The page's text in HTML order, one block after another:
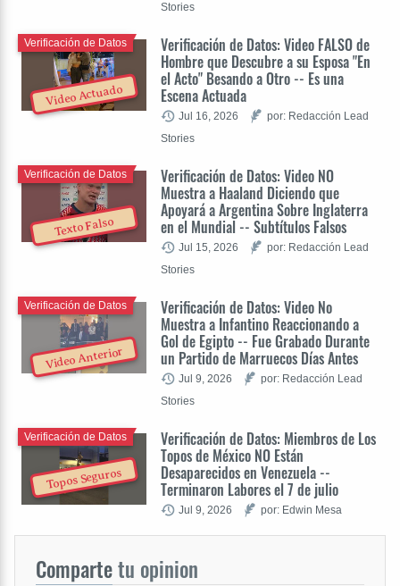
Stories
Video Actuado
Verificación de Datos: Video FALSO de
Hombre que Descubre a su Esposa "En
el Acto" Besando a Otro -- Es una
Escena Actuada
Verificación de Datos
Jul 16, 2026
por: Redacción Lead
Stories
Texto Falso
Verificación de Datos: Video NO
Muestra a Haaland Diciendo que
Apoyará a Argentina Sobre Inglaterra
en el Mundial -- Subtítulos Falsos
Verificación de Datos
Jul 15, 2026
por: Redacción Lead
Stories
Video Anterior
Verificación de Datos: Video No
Muestra a Infantino Reaccionando a
Gol de Egipto -- Fue Grabado Durante
un Partido de Marruecos Días Antes
Verificación de Datos
Jul 9, 2026
por: Redacción Lead
Stories
Topos Seguros
Verificación de Datos: Miembros de Los
Topos de México NO Están
Desaparecidos en Venezuela --
Terminaron Labores el 7 de julio
Verificación de Datos
Jul 9, 2026 por: Edwin Mesa
Compartetu opinion